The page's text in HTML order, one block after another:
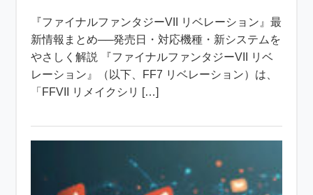
『ファイナルファンタジーVII リベレーション』最
新情報まとめ──発売日・対応機種・新システムを
やさしく解説 『ファイナルファンタジーVII リベ
レーション』（以下、FF7 リベレーション）は、
「FFVII リメイクシリ […]